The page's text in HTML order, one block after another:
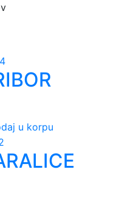
u korpu